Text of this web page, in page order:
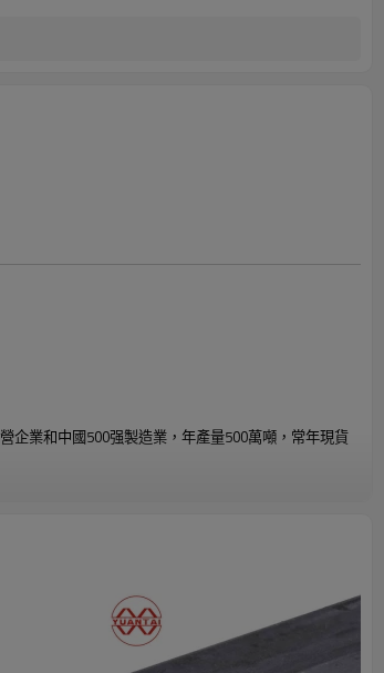
企業和中國500强製造業，年產量500萬噸，常年現貨
ERW鋼管、大直徑厚壁方矩形管、直縫埋弧焊鋼